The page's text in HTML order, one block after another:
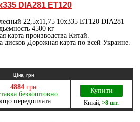
DIA281 ET120
22,5х11,75 10х335 ET120 DIA281
4500 кг
карта производства Китай.
дисков Дорожная карта по всей Украине.
Ціна, грн
4884 грн
безкоштовно
передоплата
Купити
Китай >8 шт.